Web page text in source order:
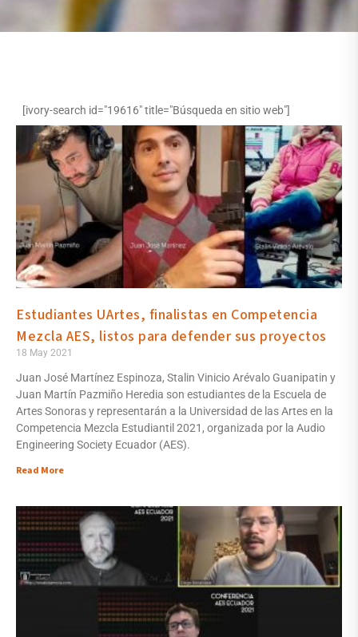
[ivory-search id="19616" title="Búsqueda en sitio web"]
Estudiantes UArtes, finalistas en Competencia
Mezcla AES, listos para defender sus proyectos
18 May 2021
Juan José Martínez Espinoza, Stalin Vinicio Arévalo Guanipatin y
Juan Martín Pazmiño Heredia son estudiantes de la Escuela de
Artes Sonoras y representarán a la Universidad de las Artes en la
Competencia Mezcla Estudiantil 2021, organizada por la Audio
Engineering Society Ecuador (AES).
Read More